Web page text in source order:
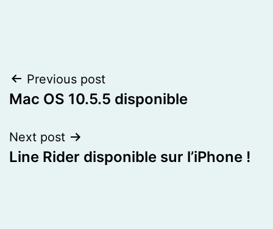
Post
navigation
Previous post
Mac OS 10.5.5 disponible
Next post
Line Rider disponible sur l’iPhone !